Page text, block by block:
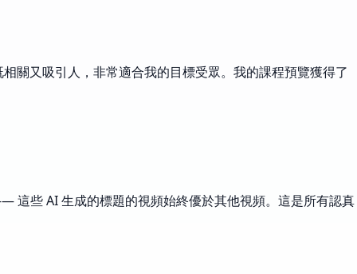
關又吸引人，非常適合我的目標受眾。我的課程預覽獲得了
這些 AI 生成的標題的視頻始終優於其他視頻。這是所有認真